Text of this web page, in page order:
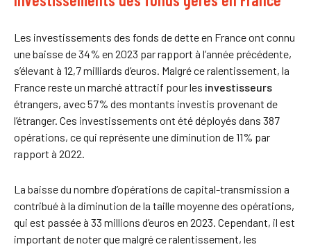
Les investissements des fonds de dette en France ont connu
une baisse de 34% en 2023 par rapport à l’année précédente,
s’élevant à 12,7 milliards d’euros. Malgré ce ralentissement, la
France reste un marché attractif pour les investisseurs
étrangers, avec 57% des montants investis provenant de
l’étranger. Ces investissements ont été déployés dans 387
opérations, ce qui représente une diminution de 11% par
rapport à 2022.
La baisse du nombre d’opérations de capital-transmission a
contribué à la diminution de la taille moyenne des opérations,
qui est passée à 33 millions d’euros en 2023. Cependant, il est
important de noter que malgré ce ralentissement, les